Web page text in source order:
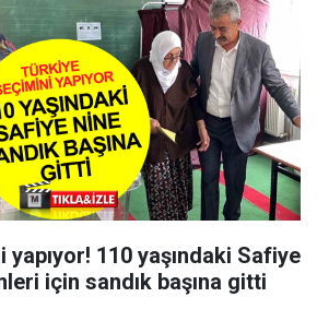
110 yaşındaki Safiye
için sandık başına gitti